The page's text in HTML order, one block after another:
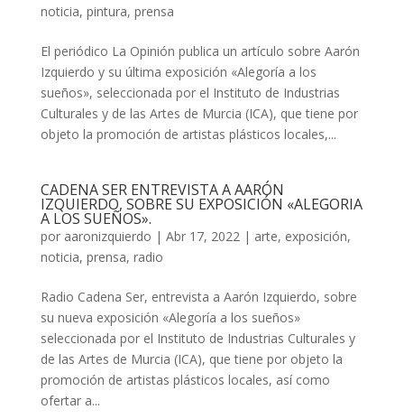
noticia, pintura, prensa
El periódico La Opinión publica un artículo sobre Aarón
Izquierdo y su última exposición «Alegoría a los
sueños», seleccionada por el Instituto de Industrias
Culturales y de las Artes de Murcia (ICA), que tiene por
objeto la promoción de artistas plásticos locales,...
CADENA SER ENTREVISTA A AARÓN
IZQUIERDO, SOBRE SU EXPOSICIÓN «ALEGORIA
A LOS SUEÑOS».
por aaronizquierdo | Abr 17, 2022| arte, exposición,
noticia, prensa, radio
Radio Cadena Ser, entrevista a Aarón Izquierdo, sobre
su nueva exposición «Alegoría a los sueños»
seleccionada por el Instituto de Industrias Culturales y
de las Artes de Murcia (ICA), que tiene por objeto la
promoción de artistas plásticos locales, así como
ofertar a...